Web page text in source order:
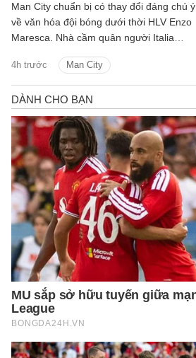
4h trước Man City
Man City chuẩn bị có thay đổi đáng chú ý
về văn hóa đội bóng dưới thời HLV Enzo
Maresca. Nhà cầm quân người Italia
chọn đội trưởng từng được Pep
Guardiola duy trì trong nhiều năm.